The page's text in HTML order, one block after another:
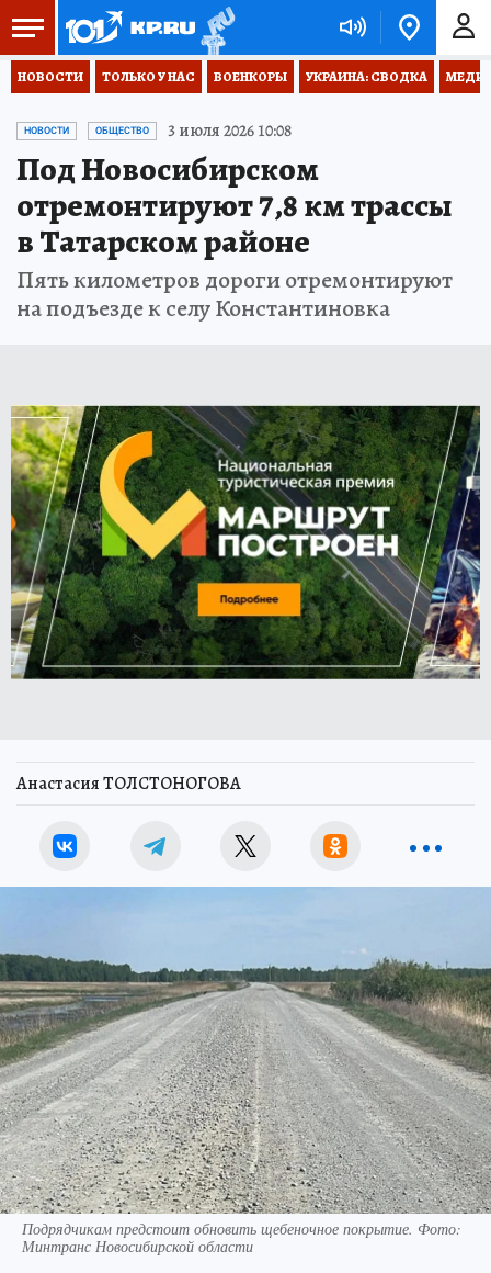
НОВОСТИ ТОЛЬКО У НАС ВОЕНКОРЫ УКРАИНА: СВОДКА
НОВОСТИ ОБЩЕСТВО 3 июля 2026 10:08
Под Новосибирском
отремонтируют 7,8 км трассы
в Татарском районе
Пять километров дороги отремонтируют
на подъезде к селу Константиновка
Анастасия ТОЛСТОНОГОВА
Подрядчикам предстоит обновить щебеночное покрытие. Фото:
Минтранс Новосибирской области